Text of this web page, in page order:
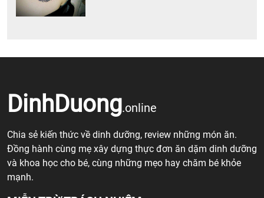
DinhDuong.online
Chia sẻ kiến thức về dinh dưỡng, review những món ăn.
Đồng hành cùng mẹ xây dựng thực đơn ăn dặm dinh dưỡng
và khoa học cho bé, cùng những mẹo hay chăm bé khỏe
mạnh.